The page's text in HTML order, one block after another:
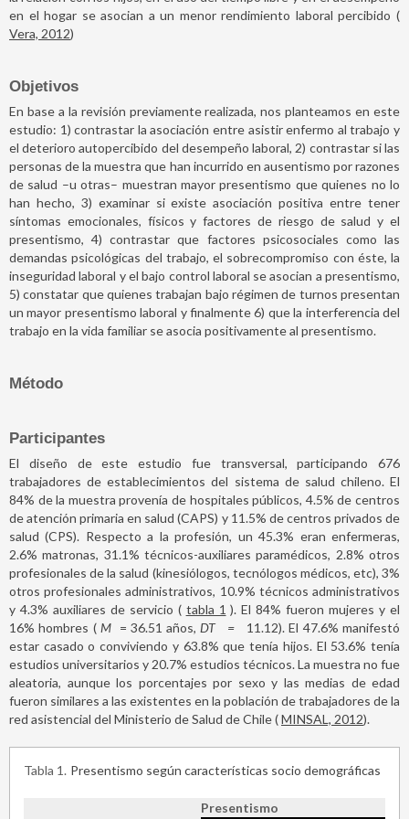
en el hogar se asocian a un menor rendimiento laboral percibido (
Vera, 2012)
Objetivos
En base a la revisión previamente realizada, nos planteamos en este
estudio: 1) contrastar la asociación entre asistir enfermo al trabajo y
el deterioro autopercibido del desempeño laboral, 2) contrastar si las
personas de la muestra que han incurrido en ausentismo por razones
de salud –u otras– muestran mayor presentismo que quienes no lo
han hecho, 3) examinar si existe asociación positiva entre tener
síntomas emocionales, físicos y factores de riesgo de salud y el
presentismo, 4) contrastar que factores psicosociales como las
demandas psicológicas del trabajo, el sobrecompromiso con éste, la
inseguridad laboral y el bajo control laboral se asocian a presentismo,
5) constatar que quienes trabajan bajo régimen de turnos presentan
un mayor presentismo laboral y finalmente 6) que la interferencia del
trabajo en la vida familiar se asocia positivamente al presentismo.
Método
Participantes
El diseño de este estudio fue transversal, participando 676
trabajadores de establecimientos del sistema de salud chileno. El
84% de la muestra provenía de hospitales públicos, 4.5% de centros
de atención primaria en salud (CAPS) y 11.5% de centros privados de
salud (CPS). Respecto a la profesión, un 45.3% eran enfermeras,
2.6% matronas, 31.1% técnicos-auxiliares paramédicos, 2.8% otros
profesionales de la salud (kinesiólogos, tecnólogos médicos, etc), 3%
otros profesionales administrativos, 10.9% técnicos administrativos
y 4.3% auxiliares de servicio ( tabla 1 ). El 84% fueron mujeres y el
16% hombres (M = 36.51 años,DT =
11.12). El 47.6% manifestó
estar casado o conviviendo y 63.8% que tenía hijos. El 53.6% tenía
estudios universitarios y 20.7% estudios técnicos. La muestra no fue
aleatoria, aunque los porcentajes por sexo y las medias de edad
fueron similares a las existentes en la población de trabajadores de la
red asistencial del Ministerio de Salud de Chile (MINSAL, 2012).
Tabla 1 Presentismo según características socio demográficas
Presentismo